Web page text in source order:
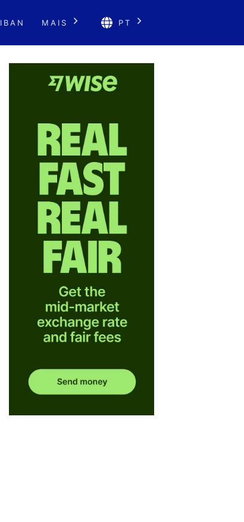
IBAN MAIS PT